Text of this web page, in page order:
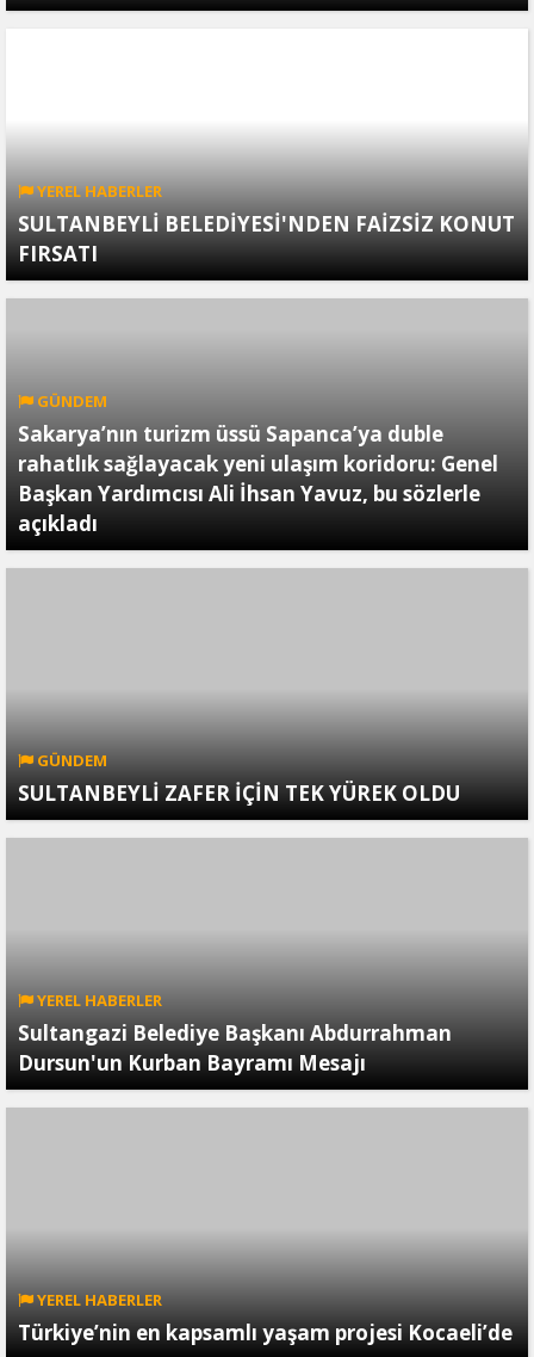
YEREL HABERLER
SULTANBEYLİ BELEDİYESİ'NDEN FAİZSİZ KONUT
FIRSATI
GÜNDEM
Sakarya’nın turizm üssü Sapanca’ya duble
rahatlık sağlayacak yeni ulaşım koridoru: Genel
Başkan Yardımcısı Ali İhsan Yavuz, bu sözlerle
açıkladı
GÜNDEM
SULTANBEYLİ ZAFER İÇİN TEK YÜREK OLDU
YEREL HABERLER
Sultangazi Belediye Başkanı Abdurrahman
Dursun'un Kurban Bayramı Mesajı
YEREL HABERLER
Türkiye’nin en kapsamlı yaşam projesi Kocaeli’de